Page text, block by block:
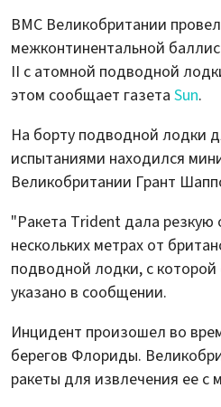
ВМС Великобритании
межконтинентальной
II с атомной подводной
этом сообщает газета Sun.
На борту подводной лодки
испытаниями находился
Великобритании Грант
"Ракета Trident дала резкую
нескольких метрах от
подводной лодки, с
указано в сообщении.
Инцидент произошел во
берегов Флориды.
ракеты для извлечения ее с